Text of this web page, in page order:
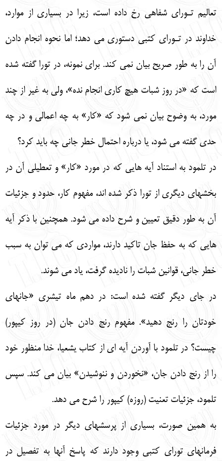
تعاليم تـوراي شفاهي رخ داده است، زيرا در بسياري از موارد،
خداوند در تـوراي كتبي دستوري مي دهد؛ اما نحوه انجام دادن
آن را به طور صريح بيان نمي كند. براي نمونه، در تورا گفته شده
است كه «در روز شبات هيچ كاري انجام نده»، ولي به غير از چند
مورد، به وضوح بيان نمي شود كه «كار» به چه اعمالي و در چه
حدي گفته مي شود، يا درباره احتمال خطر جاني چه بايد كرد؟
در تلمود به استناد آيه هايي كه در مورد «كار» و تعطيلي آن در
بخشهاي ديگري از تورا ذكر شده اند، مفهوم كار، حدود و جزئيات
آن به طور دقيق تعيين و شرح داده مي شود. همچنين با ذكر آيه
هايي كه به حفظ جان تاكيد دارند، مواردي كه مي توان به سبب
خطر جاني، قوانين شبات را ناديده گرفت، ياد مي شوند.
در جاي ديگر گفته شده است: در دهم ماه تيشري «جانهاي
خودتان را رنج دهيد». مفهوم رنج دادن جان (در روز كيپور)
چيست؟ در تلمود با آوردن آيه اي از كتاب يشعيا، خدا منظور خود
را از رنج دادن جان، «نخوردن و ننوشيدن» بيان مي كند. سپس
تلمود، جزئيات تعنيت (روزه) كيپور را شرح مي دهد.
به همين صورت، بسياري از پرسشهاي ديگر در مورد جزئيات
فرمانهاي توراي كتبي وجود دارند كه پاسخ آنها به تفصيل در